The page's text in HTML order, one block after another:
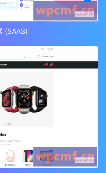
(SAAS)